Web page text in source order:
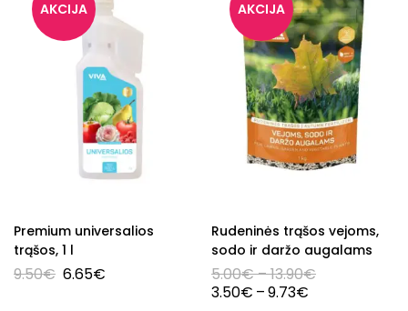
Premium universalios
trąšos, 1 l
9.50€ 6.65€
Rudeninės trąšos vejoms,
sodo ir daržo augalams
5.00€–13.90€
3.50€ –9.73€